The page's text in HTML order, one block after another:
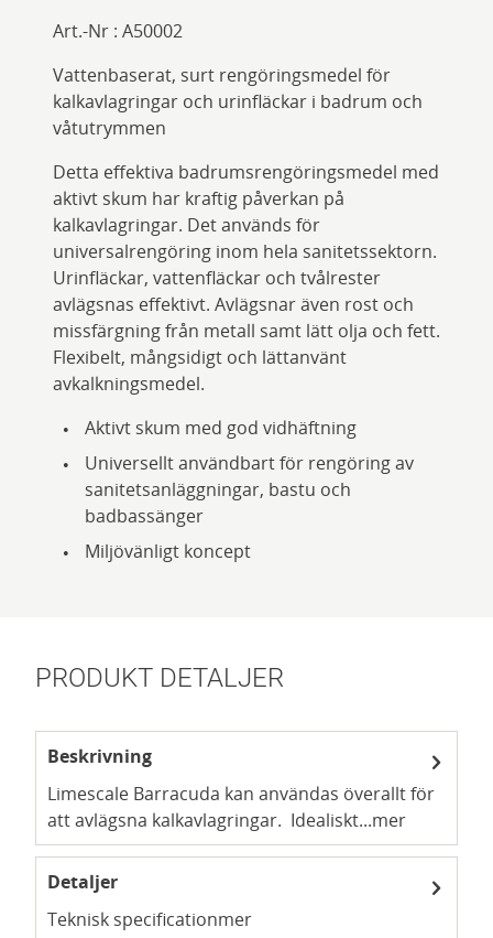
Art.-Nr : A50002
Vattenbaserat, surt rengöringsmedel för
kalkavlagringar och urinfläckar i badrum och
våtutrymmen
Detta effektiva badrumsrengöringsmedel med
aktivt skum har kraftig påverkan på
kalkavlagringar. Det används för
universalrengöring inom hela sanitetssektorn.
Urinfläckar, vattenfläckar och tvålrester
avlägsnas effektivt. Avlägsnar även rost och
missfärgning från metall samt lätt olja och fett.
Flexibelt, mångsidigt och lättanvänt
avkalkningsmedel.
Aktivt skum med god vidhäftning
Universellt användbart för rengöring av
sanitetsanläggningar, bastu och
badbassänger
Miljövänligt koncept
PRODUKT DETALJER
Beskrivning
Limescale Barracuda kan användas överallt för
att avlägsna kalkavlagringar. Idealiskt...mer
Detaljer
Teknisk specificationmer